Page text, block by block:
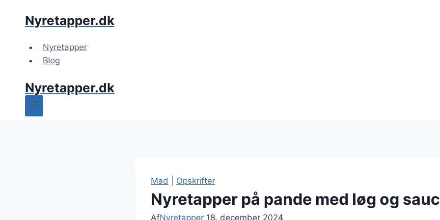
Nyretapper.dk
Nyretapper
Blog
Nyretapper.dk
Mad Opskrifter
Nyretapper på pande med løg og
AfNyretapper 18. december 2024